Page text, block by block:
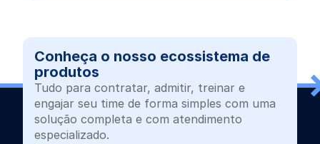
Conheça o nosso ecossistema de
produtos
Tudo para contratar, admitir, treinar e
engajar seu time de forma simples com uma
solução completa e com atendimento
especializado.